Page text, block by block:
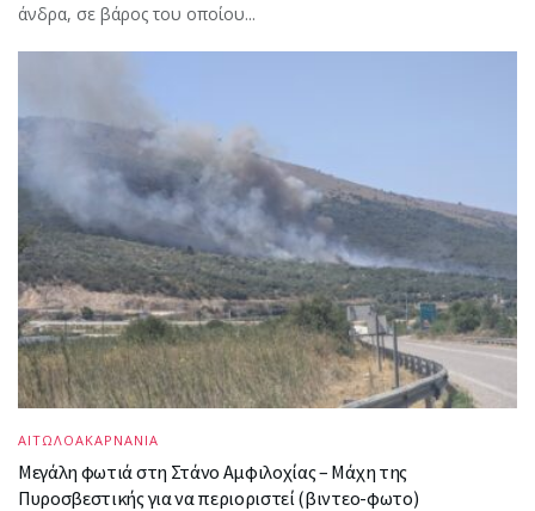
άνδρα, σε βάρος του οποίου...
ΑΙΤΩΛΟΑΚΑΡΝΑΝΙΑ
Μεγάλη φωτιά στη Στάνο Αμφιλοχίας – Μάχη της
Πυροσβεστικής για να περιοριστεί (βιντεο-φωτο)